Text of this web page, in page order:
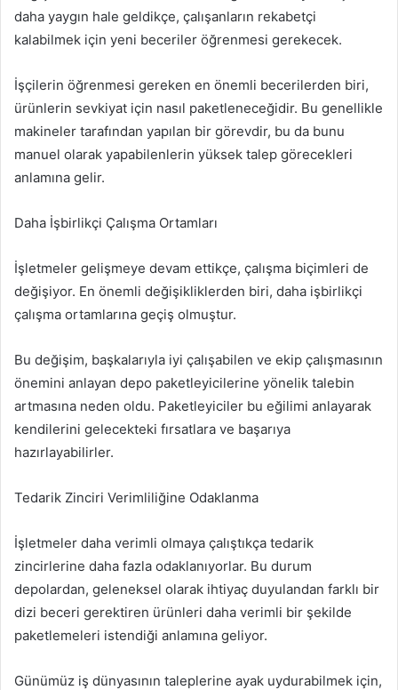
daha yaygın hale geldikçe, çalışanların rekabetçi
kalabilmek için yeni beceriler öğrenmesi gerekecek.
İşçilerin öğrenmesi gereken en önemli becerilerden biri,
ürünlerin sevkiyat için nasıl paketleneceğidir. Bu genellikle
makineler tarafından yapılan bir görevdir, bu da bunu
manuel olarak yapabilenlerin yüksek talep görecekleri
anlamına gelir.
Daha İşbirlikçi Çalışma Ortamları
İşletmeler gelişmeye devam ettikçe, çalışma biçimleri de
değişiyor. En önemli değişikliklerden biri, daha işbirlikçi
çalışma ortamlarına geçiş olmuştur.
Bu değişim, başkalarıyla iyi çalışabilen ve ekip çalışmasının
önemini anlayan depo paketleyicilerine yönelik talebin
artmasına neden oldu. Paketleyiciler bu eğilimi anlayarak
kendilerini gelecekteki fırsatlara ve başarıya
hazırlayabilirler.
Tedarik Zinciri Verimliliğine Odaklanma
İşletmeler daha verimli olmaya çalıştıkça tedarik
zincirlerine daha fazla odaklanıyorlar. Bu durum
depolardan, geleneksel olarak ihtiyaç duyulandan farklı bir
dizi beceri gerektiren ürünleri daha verimli bir şekilde
paketlemeleri istendiği anlamına geliyor.
Günümüz iş dünyasının taleplerine ayak uydurabilmek için,